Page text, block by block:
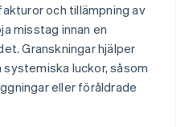
och tillämpning av
misstag innan en
Granskningar hjälper
luckor, såsom
eller föråldrade